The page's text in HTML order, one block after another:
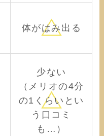
体がはみ出る
少ない
（メリオの4分
の1くらいとい
う口コミ
も…）